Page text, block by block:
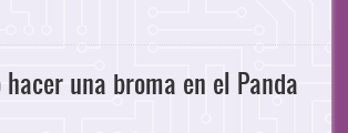
hacer una broma en el Panda